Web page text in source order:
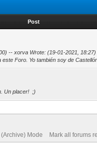
Post
-- xorva Wrote: (19-01-2021,
Foro. Yo también soy de
Un placer! ;)
(Archive) Mode Mark all forums